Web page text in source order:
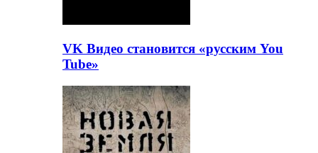
VK Видео становится «русским You
Tube»